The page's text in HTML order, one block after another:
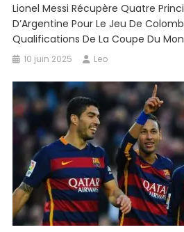
Lionel Messi Récupère Quatre
D’Argentine Pour Le Jeu De
Qualifications De La Coupe Du
10 juin 2025 Leo